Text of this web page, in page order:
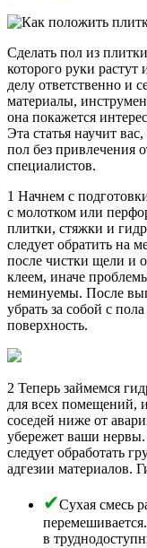
Сделать пол из
которого руки
делу ответственно и
материалы,
она покажется
Эта статья научит
пол без привлечения
специалистов.
1 Начнем с
с молотком или
плитки, стяжки и
следует обратить на
после чистки щели и
клеем, иначе
неминуемы. После
убрать за собой с
поверхность.
2 Теперь займемся
для всех помещений,
соседей ниже от
убережет ваши
следует обработать
адгезии материалов.
Сухая смесь
в